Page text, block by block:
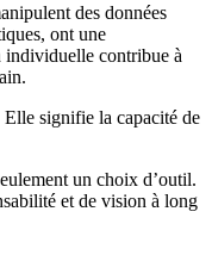
des données
ont une
individuelle contribue à
signifie la capacité de
un choix d’outil.
et de vision à long